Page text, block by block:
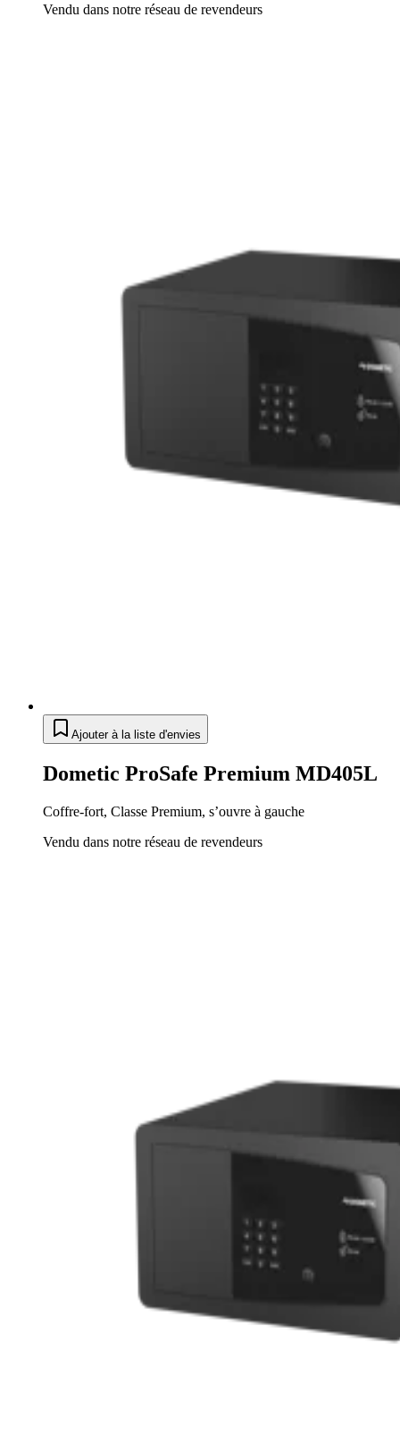
Vendu dans notre réseau de revendeurs
Ajouter à la liste d'envies
Dometic ProSafe Premium MD405L
Coffre-fort, Classe Premium, s’ouvre à gauche
Vendu dans notre réseau de revendeurs